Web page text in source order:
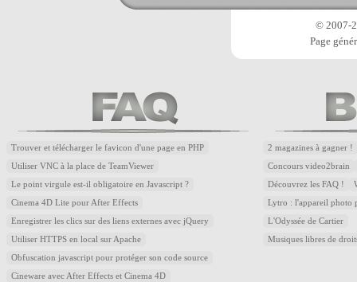
© 2007-
Page
Trouver et télécharger le favicon d'une page en PHP
Utiliser VNC à la place de TeamViewer
Le point virgule est-il obligatoire en Javascript ?
Cinema 4D Lite pour After Effects
Enregistrer les clics sur des liens externes avec jQuery
Utiliser HTTPS en local sur Apache
Obfuscation javascript pour protéger son code source
Cineware avec After Effects et Cinema 4D
2 magazines à gagner !
Concours video2brain
Découvrez les FAQ !
Lytro : l'appareil photo
L'Odyssée de Cartier
Musiques libres de